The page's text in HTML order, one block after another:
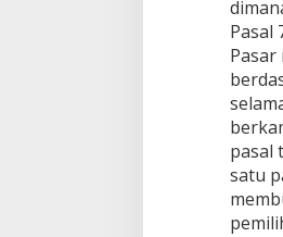
Pasal
Pasar
pasal
satu